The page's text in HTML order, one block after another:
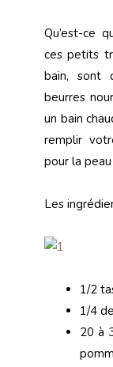
Qu’est-ce
ces petits
bain, sont
beurres
un bain
remplir
pour la
Les
1/2
1/4
20 à